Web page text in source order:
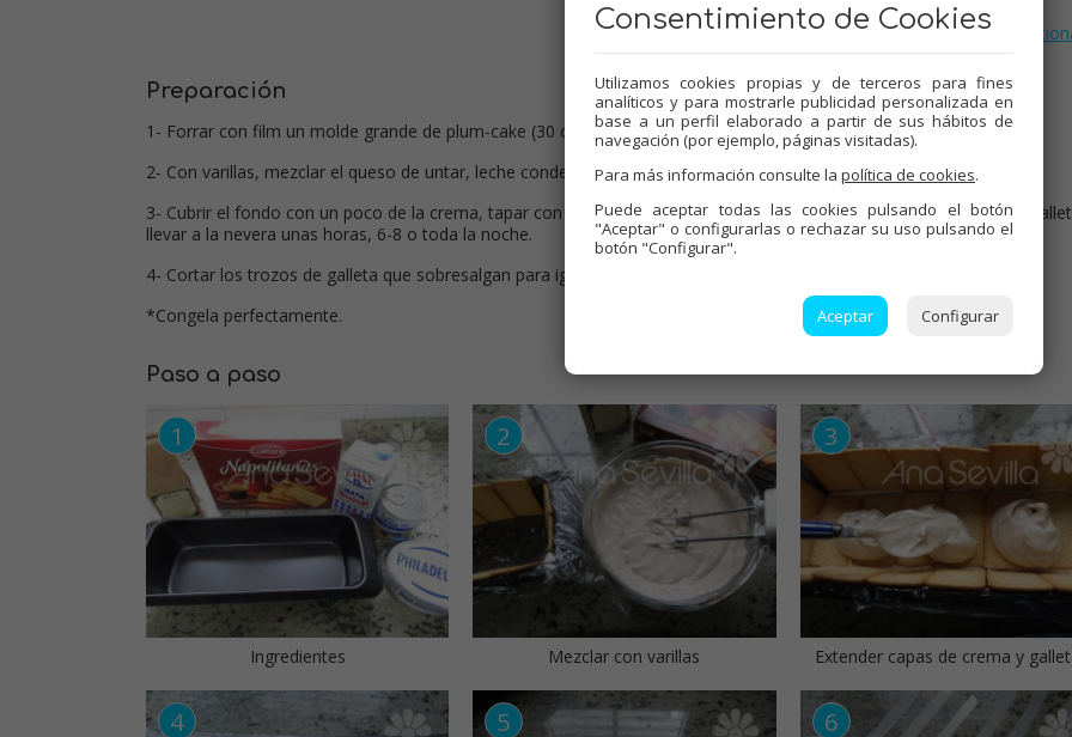
Etiquetas:
Tartas, Dulces varios,Thermomix,
Preparación
1- Forrar con film un molde grande de plum-cake (30 cm.). Disponer galletas en las paredes del molde. Reservar.
2- Con varillas, mezclar el queso de untar, leche condensada, nata y canela.
3- Cubrir el fondo con un poco de la crema, tapar con galletas, haciendo capas de crema y galletas. Terminar con
llevar a la nevera unas horas, 6-8 o toda la noche.
4- Cortar los trozos de galleta que sobresalgan para igualarla, desmoldar y espolvorear canela en polvo.
*Congela perfectamente.
Paso a paso
Ingredientes Mezclar con varillas Extender capas de crema y
Consentimiento de Cookies
Utilizamos cookies propias y de terceros para fines
analíticos y para mostrarle publicidad personalizada en
base a un perfil elaborado a partir de sus hábitos de
navegación (por ejemplo, páginas visitadas).
Para más información consulte la política de cookies.
Puede aceptar todas las cookies pulsando el botón
"Aceptar" o configurarlas o rechazar su uso pulsando el
botón "Configurar".
Aceptar Configurar